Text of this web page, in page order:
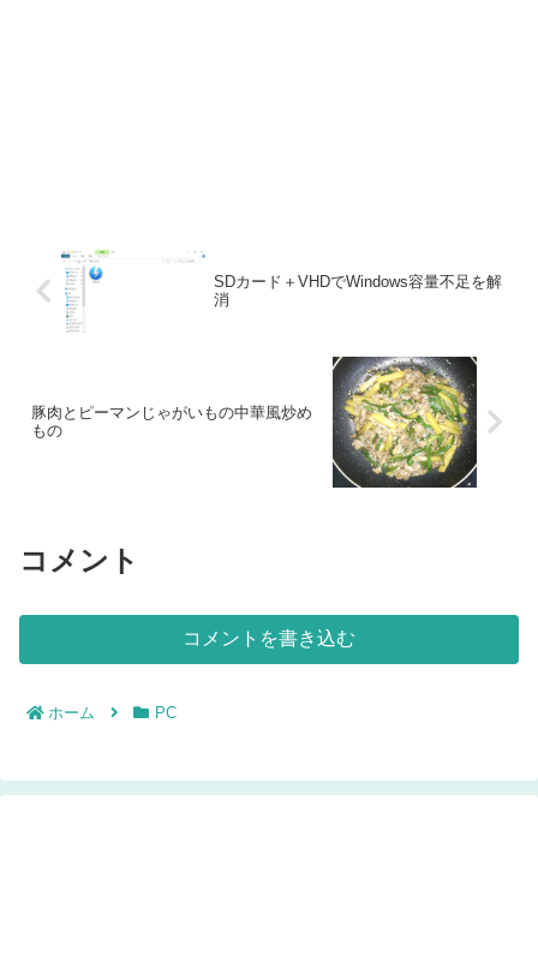
SDカード＋VHDでWindows容量不足を解
消
豚肉とピーマンじゃがいもの中華風炒め
もの
コメント
コメントを書き込む
ホーム PC